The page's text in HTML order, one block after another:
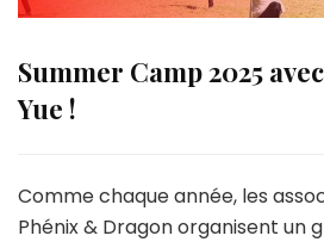
Summer Camp 2025
Yue !
Comme chaque année, les
Phénix & Dragon organisent un